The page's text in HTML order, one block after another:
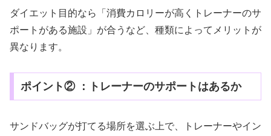
ダイエット目的なら「消費カロリーが高くトレーナーのサ
ポートがある施設」が合うなど、種類によってメリットが
異なります。
ポイント② ：トレーナーのサポートはあるか
サンドバッグが打てる場所を選ぶ上で、トレーナーやイン